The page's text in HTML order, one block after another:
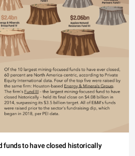
funds to have closed historically